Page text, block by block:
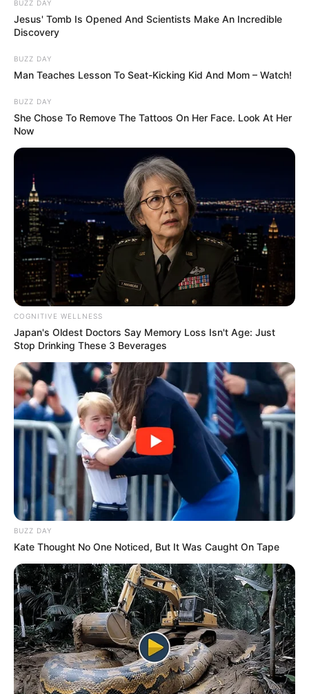
Ismét a nyugdíjak kerültek a figyelem
BUZZ DAY
Jesus' Tomb Is Opened And Scientists Make An Incredible
Discovery
BUZZ DAY
Man Teaches Lesson To Seat-Kicking Kid And Mom – Watch!
BUZZ DAY
She Chose To Remove The Tattoos On Her Face. Look At Her
Now
COGNITIVE WELLNESS
Japan's Oldest Doctors Say Memory Loss Isn't Age: Just
Stop Drinking These 3 Beverages
BUZZ DAY
Kate Thought No One Noticed, But It Was Caught On Tape